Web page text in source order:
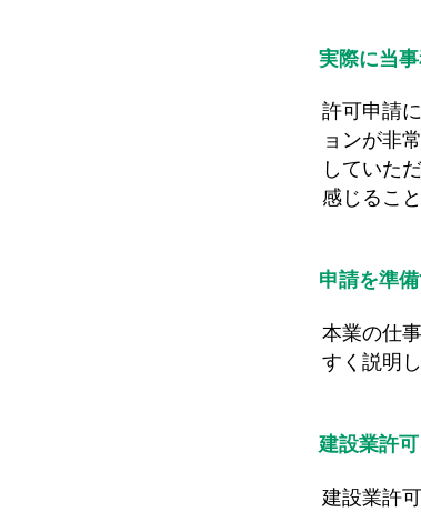
実際に当
許可申請
ョンが非
していた
感じるこ
申請を準
本業の仕
すく説明
建設業許
建設業許